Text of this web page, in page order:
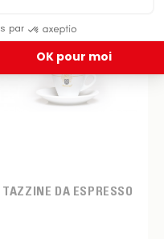
TAZZINE DA ESPRESSO